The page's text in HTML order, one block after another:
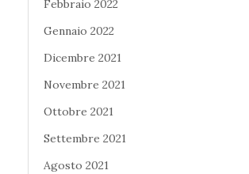
Febbraio 2022
Gennaio 2022
Dicembre 2021
Novembre 2021
Ottobre 2021
Settembre 2021
Agosto 2021